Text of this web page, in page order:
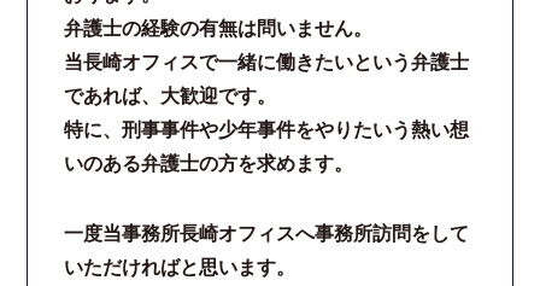
弁護士の経験の有無は問いません。
当長崎オフィスで一緒に働きたいという弁護士
であれば、大歓迎です。
特に、刑事事件や少年事件をやりたいう熱い想
いのある弁護士の方を求めます。
一度当事務所長崎オフィスへ事務所訪問をして
いただければと思います。